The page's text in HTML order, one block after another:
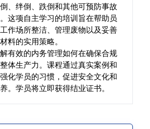
、绊倒、跌倒和其他可预防事故
这项自主学习的培训旨在帮助员
作场所整洁、管理废物以及妥善
料的实用策略。
有效的内务管理如何在确保合规
体生产力。课程通过真实案例和
化学员的习惯，促进安全文化和
。学员将立即获得结业证书。